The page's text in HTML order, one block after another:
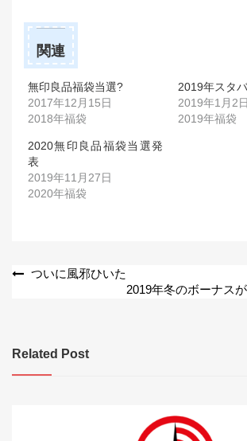
関連
無印良品福袋当選?
2017年12月15日
2018年福袋
2019年スタ
2019年1月2日
2019年福袋
2020無印良品福袋当選発
表
2019年11月27日
2020年福袋
投
ビ
ゲ
ついに風邪ひいた
2019年冬のボーナスが
Related Post